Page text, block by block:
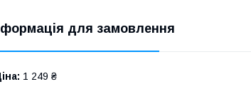
для замовлення
1 249 ₴